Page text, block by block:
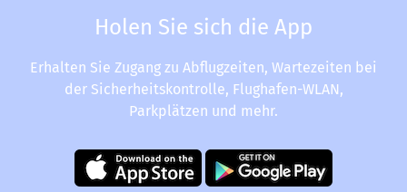
Holen Sie sich die App
Erhalten Sie Zugang zu Abflugzeiten, Wartezeiten bei
der Sicherheitskontrolle, Flughafen-WLAN,
Parkplätzen und mehr.